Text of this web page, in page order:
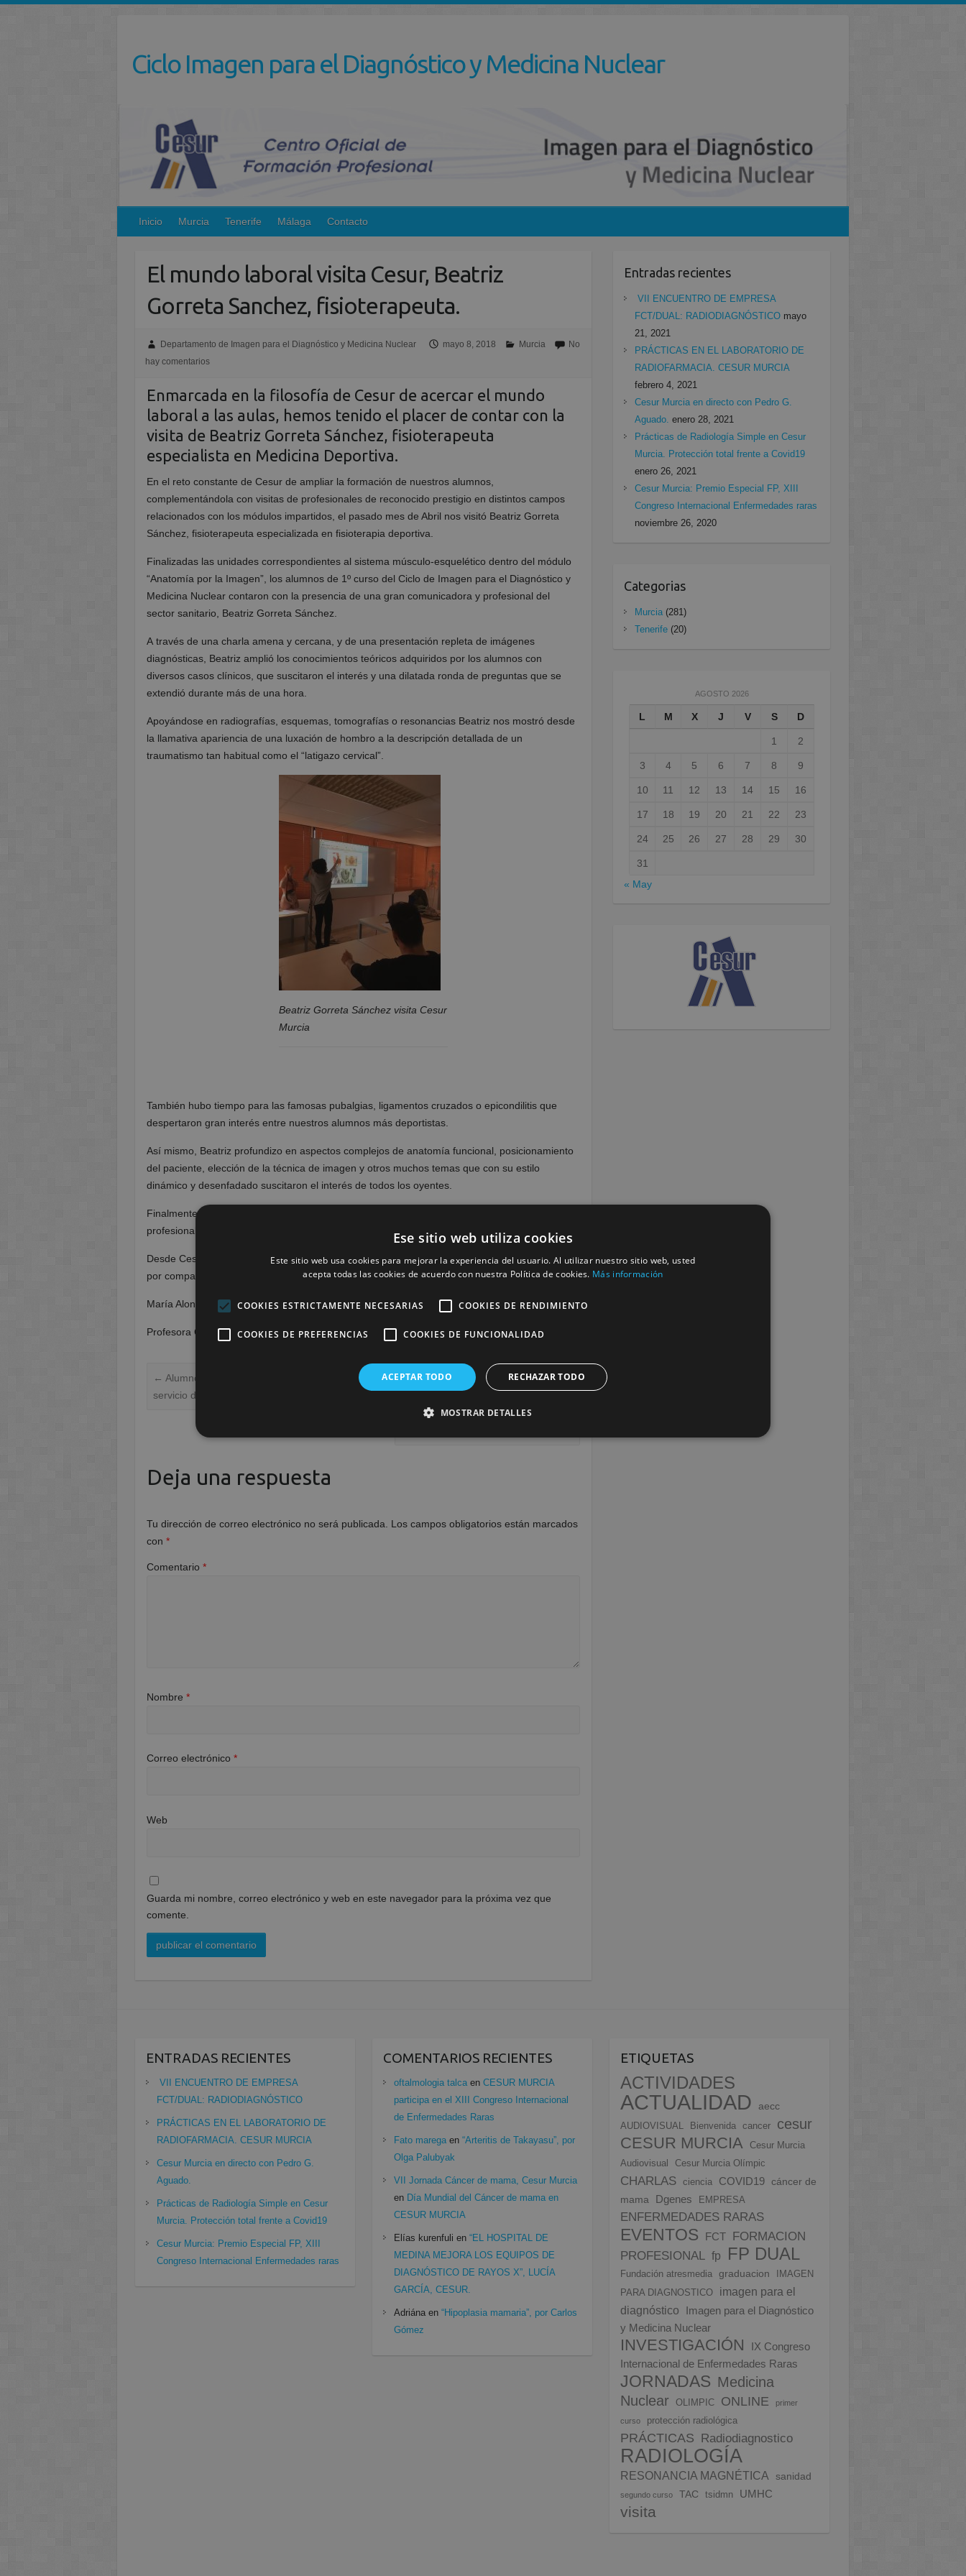
Ciclo Imagen para el Diagnóstico y Medicina Nuclear
Inicio Murcia Tenerife Málaga Contacto
El mundo laboral visita Cesur, Beatriz
Gorreta Sanchez, fisioterapeuta.
Departamento de Imagen para el Diagnóstico y Medicina Nuclear mayo 8, 2018 Murcia
No
hay comentarios
Enmarcada en la filosofía de Cesur de acercar el mundo
laboral a las aulas, hemos tenido el placer de contar con la
visita de Beatriz Gorreta Sánchez, fisioterapeuta
especialista en Medicina Deportiva.
En el reto constante de Cesur de ampliar la formación de nuestros alumnos,
complementándola con visitas de profesionales de reconocido prestigio en distintos campos
relacionados con los módulos impartidos, el pasado mes de Abril nos visitó Beatriz Gorreta
Sánchez, fisioterapeuta especializada en fisioterapia deportiva.
Finalizadas las unidades correspondientes al sistema músculo-esquelético dentro del módulo
“Anatomía por la Imagen”, los alumnos de 1º curso del Ciclo de Imagen para el Diagnóstico y
Medicina Nuclear contaron con la presencia de una gran comunicadora y profesional del
sector sanitario, Beatriz Gorreta Sánchez.
A través de una charla amena y cercana, y de una presentación repleta de imágenes
diagnósticas, Beatriz amplió los conocimientos teóricos adquiridos por los alumnos con
diversos casos clínicos, que suscitaron el interés y una dilatada ronda de preguntas que se
extendió durante más de una hora.
Apoyándose en radiografías, esquemas, tomografías o resonancias Beatriz nos mostró desde
la llamativa apariencia de una luxación de hombro a la descripción detallada de un
traumatismo tan habitual como el “latigazo cervical”.
Beatriz Gorreta Sánchez visita Cesur
Murcia
También hubo tiempo para las famosas pubalgias, ligamentos cruzados o epicondilitis que
despertaron gran interés entre nuestros alumnos más deportistas.
Así mismo, Beatriz profundizo en aspectos complejos de anatomía funcional, posicionamiento
del paciente, elección de la técnica de imagen y otros muchos temas que con su estilo
dinámico y desenfadado suscitaron el interés de todos los oyentes.
Finalmente aportó una visión cercana y responsable del trato con el paciente, aunando
profesionalidad y sensibilidad, que todos los alumnos destacaron como ejemplo a seguir.
Desde Cesur Murcia agradecemos enormemente la generosidad de Beatriz Gorreta Sánchez
por compartir con nosotros sus conocimientos y su inmejorable forma de transmitirlos.
María Alonso Naveiro
Profesora Ciclo Imagen para el Diagnóstico y Medicina Nuclear
← Alumnos de Imagen para el Diagnostico Semipresencial de Cesur Murcia visitan el
servicio de Rx del Hospital de Molina.
Deja una respuesta
Tu dirección de correo electrónico no será publicada. Los campos obligatorios están marcados
con*
Comentario*
Nombre*
Correo electrónico*
Web
Guarda mi nombre, correo electrónico y web en este navegador para la próxima vez que
comente.
Entradas recientes
VII ENCUENTRO DE EMPRESA
FCT/DUAL: RADIODIAGNÓSTICO mayo
21, 2021
PRÁCTICAS EN EL LABORATORIO DE
RADIOFARMACIA. CESUR MURCIA
febrero 4, 2021
Cesur Murcia en directo con Pedro G.
Aguado. enero 28, 2021
Prácticas de Radiología Simple en Cesur
Murcia. Protección total frente a Covid19
enero 26, 2021
Cesur Murcia: Premio Especial FP, XIII
Congreso Internacional Enfermedades raras
noviembre 26, 2020
Categorias
Murcia(281)
Tenerife(20)
AGOSTO 2026
L M X J V S D
1 2
3 4 5 6 7 8 9
10 11 12 13 14 15 16
17 18 19 20 21 22 23
24 25 26 27 28 29 30
31
« May
ENTRADAS RECIENTES
VII ENCUENTRO DE EMPRESA
FCT/DUAL: RADIODIAGNÓSTICO
PRÁCTICAS EN EL LABORATORIO DE
RADIOFARMACIA. CESUR MURCIA
Cesur Murcia en directo con Pedro G.
Aguado.
Prácticas de Radiología Simple en Cesur
Murcia. Protección total frente a Covid19
Cesur Murcia: Premio Especial FP, XIII
Congreso Internacional Enfermedades raras
COMENTARIOS RECIENTES
oftalmologia talca enCESUR MURCIA
participa en el XIII Congreso Internacional
de Enfermedades Raras
Fato marega en“Arteritis de Takayasu”, por
Olga Palubyak
VII Jornada Cáncer de mama, Cesur Murcia
en Día Mundial del Cáncer de mama en
CESUR MURCIA
Elías kurenfuli en“EL HOSPITAL DE
MEDINA MEJORA LOS EQUIPOS DE
DIAGNÓSTICO DE RAYOS X”, LUCÍA
GARCÍA, CESUR.
Adriána en“Hipoplasia mamaria”, por Carlos
Gómez
ETIQUETAS
ACTIVIDADES
ACTUALIDAD aecc
AUDIOVISUAL Bienvenida cancer cesur
CESUR MURCIA
Cesur Murcia
Audiovisual
Cesur Murcia Olímpic
CHARLAS ciencia COVID19 cáncer de
mama
Dgenes EMPRESA
ENFERMEDADES RARAS
EVENTOS FCT
FORMACION
PROFESIONAL
fp FP DUAL
Fundación atresmedia graduacion
IMAGEN
PARA DIAGNOSTICO
imagen para el
diagnóstico
Imagen para el Diagnóstico
y Medicina Nuclear
INVESTIGACIÓN
IX Congreso
Internacional de Enfermedades Raras
JORNADAS Medicina
Nuclear
OLIMPIC ONLINE primer
curso protección radiológica
PRÁCTICAS Radiodiagnostico
RADIOLOGÍA
RESONANCIA MAGNÉTICA sanidad
segundo curso TAC tsidmn UMHC
visita
Ese sitio web utiliza cookies
Este sitio web usa cookies para mejorar la experiencia del usuario. Al utilizar nuestro sitio web, usted
acepta todas las cookies de acuerdo con nuestra Política de cookies. Más información
COOKIES ESTRICTAMENTE NECESARIAS COOKIES DE RENDIMIENTO
COOKIES DE PREFERENCIAS COOKIES DE FUNCIONALIDAD
ACEPTAR TODO RECHAZAR TODO
MOSTRAR DETALLES